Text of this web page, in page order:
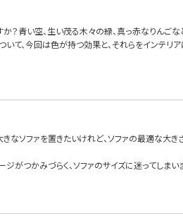
？青い空、生い茂る木々の緑、真っ赤なりんご
て、今回は色が持つ効果と、それらをインテリ
なソファを置きたいけれど、ソファの最適な大き
がつかみづらく、ソファのサイズに迷ってしま